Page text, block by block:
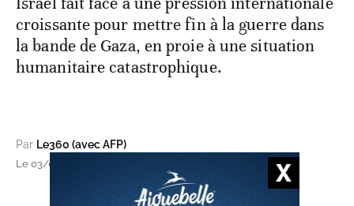
croissante pour mettre fin à la guerre dans
la bande de Gaza, en proie à une situation
humanitaire catastrophique.
Par Le360 (avec AFP)
Le 03/06/2025 à 07h31